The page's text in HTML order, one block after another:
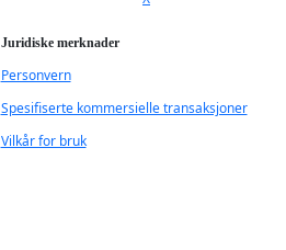
Juridiske merknader
Personvern
Spesifiserte kommersielle transaksjoner
Vilkår for bruk